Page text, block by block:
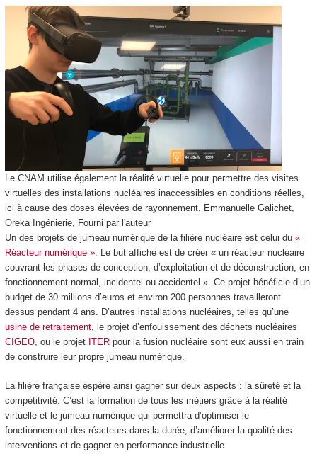
Le CNAM utilise également la réalité virtuelle pour permettre des visites
virtuelles des installations nucléaires inaccessibles en conditions réelles,
ici à cause des doses élevées de rayonnement. Emmanuelle Galichet,
Oreka Ingénierie, Fourni par l'auteur
Un des projets de jumeau numérique de la filière nucléaire est celui du «
Réacteur numérique ». Le but affiché est de créer « un réacteur nucléaire
couvrant les phases de conception, d’exploitation et de déconstruction, en
fonctionnement normal, incidentel ou accidentel ». Ce projet bénéficie d’un
budget de 30 millions d’euros et environ 200 personnes travailleront
dessus pendant 4 ans. D’autres installations nucléaires, telles qu’une
usine de retraitement, le projet d’enfouissement des déchets nucléaires
CIGEO, ou le projet ITERpour la fusion nucléaire sont eux aussi en train
de construire leur propre jumeau numérique.
La filière française espère ainsi gagner sur deux aspects : la sûreté et la
compétitivité. C’est la formation de tous les métiers grâce à la réalité
virtuelle et le jumeau numérique qui permettra d’optimiser le
fonctionnement des réacteurs dans la durée, d’améliorer la qualité des
interventions et de gagner en performance industrielle.